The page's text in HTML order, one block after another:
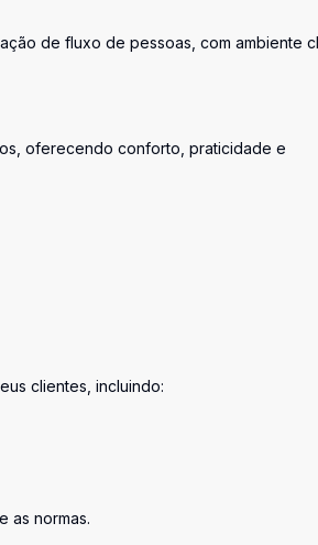
de fluxo de pessoas, com ambiente
oferecendo conforto, praticidade e
clientes, incluindo:
as normas.